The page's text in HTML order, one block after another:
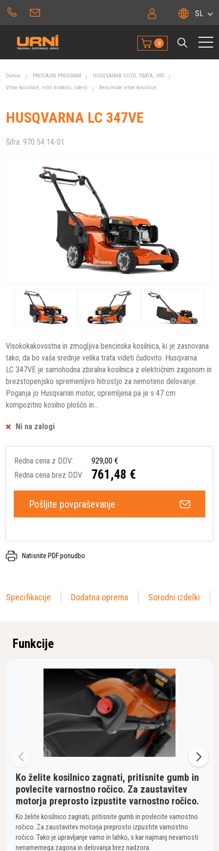
SL
0
Domov PRODAJNI PROGRAM
HUSQVARNA GOZD, TRATA, VRT
Vrtne kosilnice, vrtni traktorji, riderji
Bencinske vrtne kosilnice
HUSQVARNA LC 347VE
Šifra: 970 54 14-01
Visokokakovostna in zmogljiva bencinska kosilnica, ki je zasnovana
tako, da bo vaša srednje velika trata videti čudovito. Husqvarna
LC 347VE je samohodna zbiralna kosilnica z električnim zagonom in
brezstopenjsko spremenljivo hitrostjo za nemoteno delovanje.
Poganja jo Husqvarnin motor, opremljena pa je s 47 cm
kompozitno kosilno ploščo in...
Ni na zalogi
Redna cena z DDV:
929,00 €
Redna cena brez DDV:
761,48 €
Pošljite povpraševanje
Natisnite PDF ponudbo
Specifikacije Dodatna oprema Sorodni izdelki
Funkcije
Ko želite kosilnico zagnati, pritisnite gumb in
povlecite varnostno ročico. Za zaustavitev
motorja preprosto izpustite varnostno ročico.
Ko želite kosilnico zagnati, pritisnite gumb in povlecite varnostno
ročico. Za zaustavitev motorja preprosto izpustite varnostno
ročico. Tako je upravljanje varno in lahko, s kar najmanj nevarnosti
nenamernega zagona in delovanja brez nadzora.